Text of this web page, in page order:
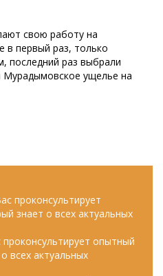
свою работу на
в первый раз, только
последний раз выбрали
ущелье на
опытный
всех актуальных